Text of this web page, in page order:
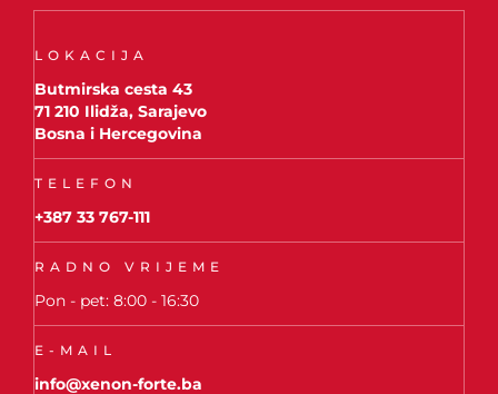
LOKACIJA
Butmirska cesta 43
71 210 Ilidža, Sarajevo
Bosna i Hercegovina
TELEFON
+387 33 767-111
RADNO VRIJEME
Pon - pet: 8:00 - 16:30
E-MAIL
info@xenon-forte.ba